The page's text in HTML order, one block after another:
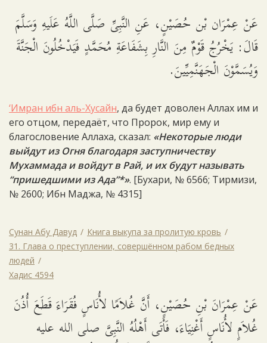
عَنْ عِمْرَان بْن حُصَيْنٍ، عَنِ النَّبِىِّ صَلَّى اللَّهُ عَلَيهِ وَسَلَّمَ
قَالَ: يَخْرُجُ قَوْمٌ مِنَ النَّارِ بِشَفَاعَةِ مُحَمَّدٍ فَيَدْخُلُونَ الْجَنَّةَ
وَيُسَمَّوْنَ الْجَهَنَّمِيِّينَ.
‘Имран ибн аль-Хусайн, да будет доволен Аллах им и
его отцом, передаёт, что Пророк, мир ему и
благословение Аллаха, сказал: «Некоторые люди
выйдут из Огня благодаря заступничеству
Мухаммада и войдут в Рай, и их будут называть
“пришедшими из Ада”*». [Бухари, № 6566; Тирмизи,
№ 2600; Ибн Маджа, № 4315]
Сунан Абу Давуд
Книга выкупа за пролитую кровь
31. Глава о преступлении, совершённом рабом бедных
людей
Хадис 4594
عَنْ عِمْرَانَ بْنِ حُصَيْنٍ، أَنَّ غُلاَمًا لأُنَاسٍ فُقَرَاءَ قَطَعَ أُذُنَ
غُلاَمٍ لأُنَاسٍ أَغْنِيَاءَ، فَأَتَى أَهْلُهُ النَّبِىَّ صلى الله عليه